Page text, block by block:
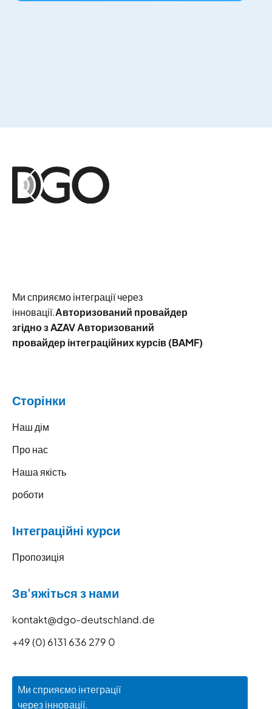
Ми сприяємо інтеграції через
інновації.Авторизований провайдер
згідно з AZAV Авторизований
провайдер інтеграційних курсів (BAMF)
Сторінки
Наш дім
Про нас
Наша якість
роботи
Інтеграційні курси
Пропозиція
Зв'яжіться з нами
kontakt@dgo-deutschland.de
+49 (0) 6131 636 279 0
Ми сприяємо інтеграції
через інновації.